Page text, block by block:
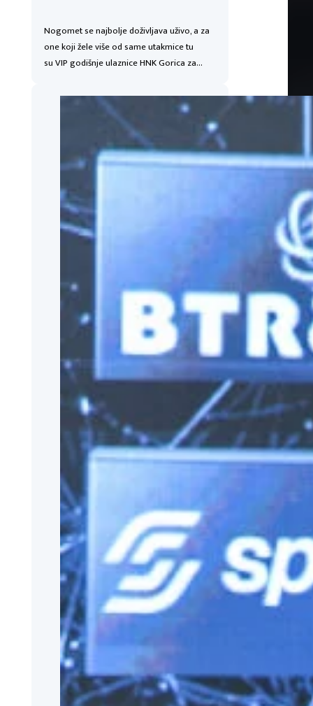
Nogomet se najbolje doživljava uživo, a za
one koji žele više od same utakmice tu
su VIP godišnje ulaznice HNK Gorica za…